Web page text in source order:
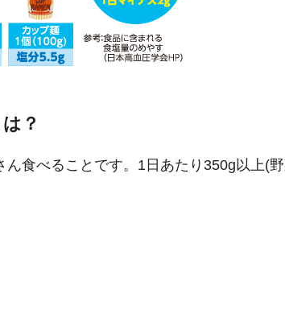
？
食べることです。1日あたり350g以上(